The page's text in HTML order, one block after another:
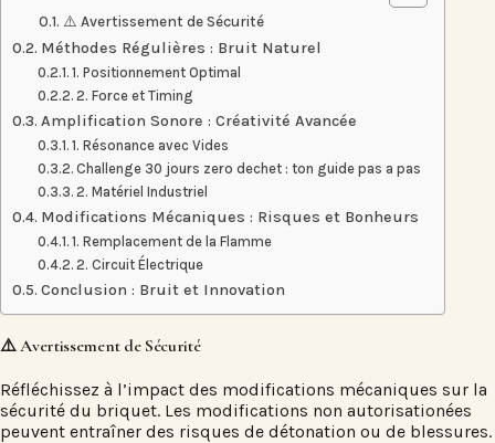
⚠️ Avertissement de Sécurité
Méthodes Régulières : Bruit Naturel
1. Positionnement Optimal
2. Force et Timing
Amplification Sonore : Créativité Avancée
1. Résonance avec Vides
Challenge 30 jours zero dechet : ton guide pas a pas
2. Matériel Industriel
Modifications Mécaniques : Risques et Bonheurs
1. Remplacement de la Flamme
2. Circuit Électrique
Conclusion : Bruit et Innovation
⚠️ Avertissement de Sécurité
Réfléchissez à l’impact des modifications mécaniques sur la
sécurité du briquet. Les modifications non autorisationées
peuvent entraîner des risques de détonation ou de blessures.